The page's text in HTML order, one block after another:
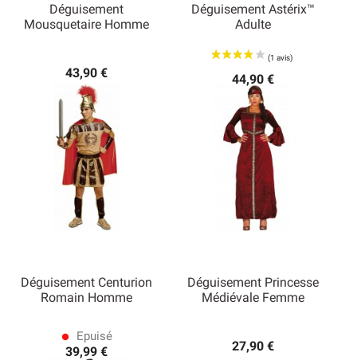
Déguisement
Mousquetaire Homme
43,90 €
Déguisement Astérix™
Adulte
44,90 €
Déguisement Centurion
Romain Homme
lens Epuisé
39,99 €
Déguisement Princesse
Médiévale Femme
27,90 €